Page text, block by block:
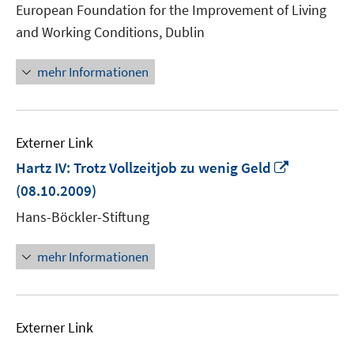
öffnen
European Foundation for the Improvement of Living
and Working Conditions, Dublin
mehr Informationen
Externer Link
Hartz IV: Trotz Vollzeitjob zu wenig Geld
(08.10.2009)
Hans-Böckler-Stiftung
mehr Informationen
Externer Link